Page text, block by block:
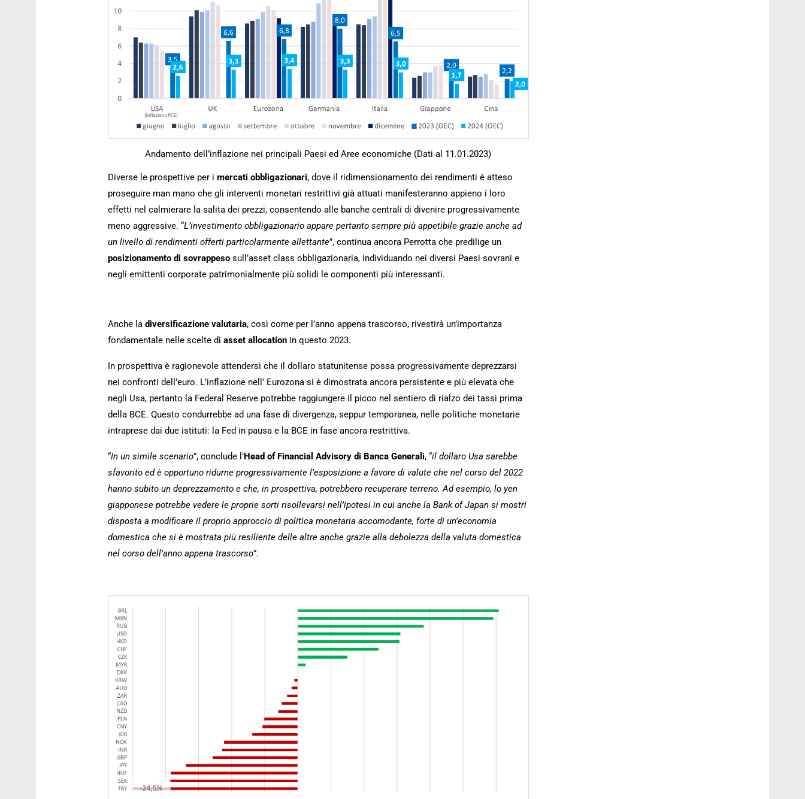
Andamento dell’inflazione nei principali Paesi ed Aree economiche (Dati al 11.01.2023)
Diverse le prospettive per i mercati obbligazionari, dove il ridimensionamento dei rendimenti è atteso
proseguire man mano che gli interventi monetari restrittivi già attuati manifesteranno appieno i loro
effetti nel calmierare la salita dei prezzi, consentendo alle banche centrali di divenire progressivamente
meno aggressive. “L’investimento obbligazionario appare pertanto sempre più appetibile grazie anche ad
un livello di rendimenti offerti particolarmente allettante”, continua ancora Perrotta che predilige un
posizionamento di sovrappeso sull’asset class obbligazionaria, individuando nei diversi Paesi sovrani e
negli emittenti corporate patrimonialmente più solidi le componenti più interessanti.
Anche la diversificazione valutaria, così come per l’anno appena trascorso, rivestirà un’importanza
fondamentale nelle scelte di asset allocation in questo 2023.
In prospettiva è ragionevole attendersi che il dollaro statunitense possa progressivamente deprezzarsi
nei confronti dell’euro. L’inflazione nell’ Eurozona si è dimostrata ancora persistente e più elevata che
negli Usa, pertanto la Federal Reserve potrebbe raggiungere il picco nel sentiero di rialzo dei tassi prima
della BCE. Questo condurrebbe ad una fase di divergenza, seppur temporanea, nelle politiche monetarie
intraprese dai due istituti: la Fed in pausa e la BCE in fase ancora restrittiva.
“In un simile scenario”, conclude l’Head of Financial Advisory di Banca Generali, “il dollaro Usa sarebbe
sfavorito ed è opportuno ridurne progressivamente l’esposizione a favore di valute che nel corso del 2022
hanno subito un deprezzamento e che, in prospettiva, potrebbero recuperare terreno. Ad esempio, lo yen
giapponese potrebbe vedere le proprie sorti risollevarsi nell’ipotesi in cui anche la Bank of Japan si mostri
disposta a modificare il proprio approccio di politica monetaria accomodante, forte di un’economia
domestica che si è mostrata più resiliente delle altre anche grazie alla debolezza della valuta domestica
nel corso dell’anno appena trascorso”.